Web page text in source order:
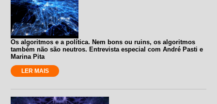
Os algoritmos e a política. Nem bons ou ruins, os algoritmos
também não são neutros. Entrevista especial com André Pasti e
Marina Pita
LER MAIS